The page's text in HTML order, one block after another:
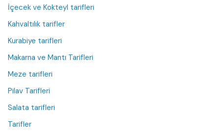
İçecek ve Kokteyl tarifleri
Kahvaltılık tarifler
Kurabiye tarifleri
Makarna ve Mantı Tarifleri
Meze tarifleri
Pilav Tarifleri
Salata tarifleri
Tarifler